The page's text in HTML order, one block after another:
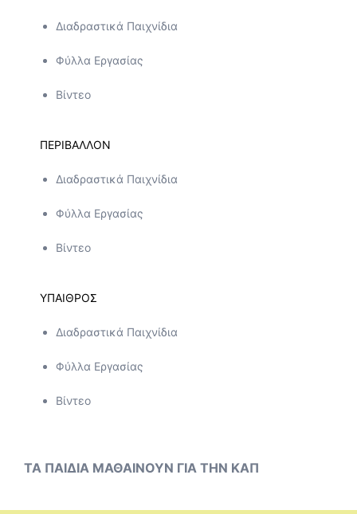
Διαδραστικά Παιχνίδια
Φύλλα Εργασίας
Βίντεο
ΠΕΡΙΒΑΛΛΟΝ
Διαδραστικά Παιχνίδια
Φύλλα Εργασίας
Βίντεο
ΥΠΑΙΘΡΟΣ
Διαδραστικά Παιχνίδια
Φύλλα Εργασίας
Βίντεο
ΤΑ ΠΑΙΔΙΑ ΜΑΘΑΙΝΟΥΝ ΓΙΑ ΤΗΝ ΚΑΠ